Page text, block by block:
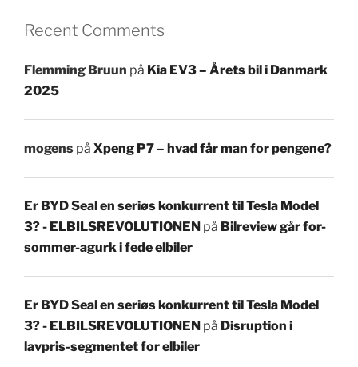
Recent Comments
Flemming Bruun på Kia EV3 – Årets bil i Danmark
2025
mogens på Xpeng P7 – hvad får man for pengene?
Er BYD Seal en seriøs konkurrent til Tesla Model
3? - ELBILSREVOLUTIONEN på Bilreview går for-
sommer-agurk i fede elbiler
Er BYD Seal en seriøs konkurrent til Tesla Model
3? - ELBILSREVOLUTIONEN på Disruption i
lavpris-segmentet for elbiler